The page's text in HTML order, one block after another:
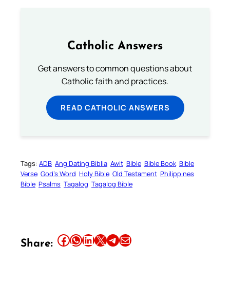
Catholic Answers
Get answers to common questions about
Catholic faith and practices.
READ CATHOLIC ANSWERS
Tags: ADB Ang Dating Biblia Awit Bible Bible Book Bible
Verse God’s Word Holy Bible Old Testament Philippines
Bible Psalms Tagalog Tagalog Bible
Share: Share this article on Facebook Share this article on WhatsApp Share this article on LinkedIn Share this article on X Share this article on TelegramEmail this Article